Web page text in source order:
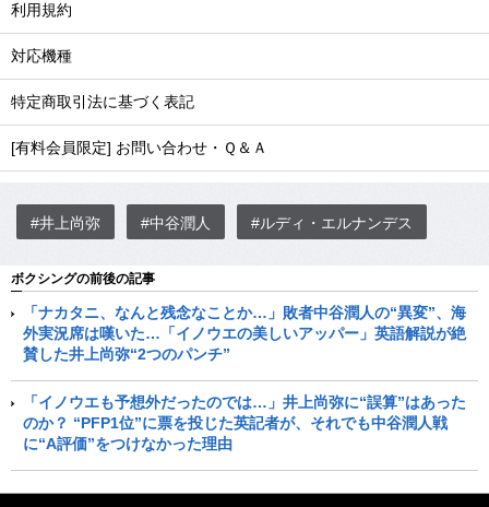
利用規約
対応機種
特定商取引法に基づく表記
[有料会員限定] お問い合わせ・Ｑ＆Ａ
#井上尚弥 #中谷潤人 #ルディ・エルナンデス
ボクシングの前後の記事
「ナカタニ、なんと残念なことか…」敗者中谷潤人の“異変”、海
外実況席は嘆いた…「イノウエの美しいアッパー」英語解説が絶
賛した井上尚弥“2つのパンチ”
「イノウエも予想外だったのでは…」井上尚弥に“誤算”はあった
のか？ “PFP1位”に票を投じた英記者が、それでも中谷潤人戦
に“A評価”をつけなかった理由